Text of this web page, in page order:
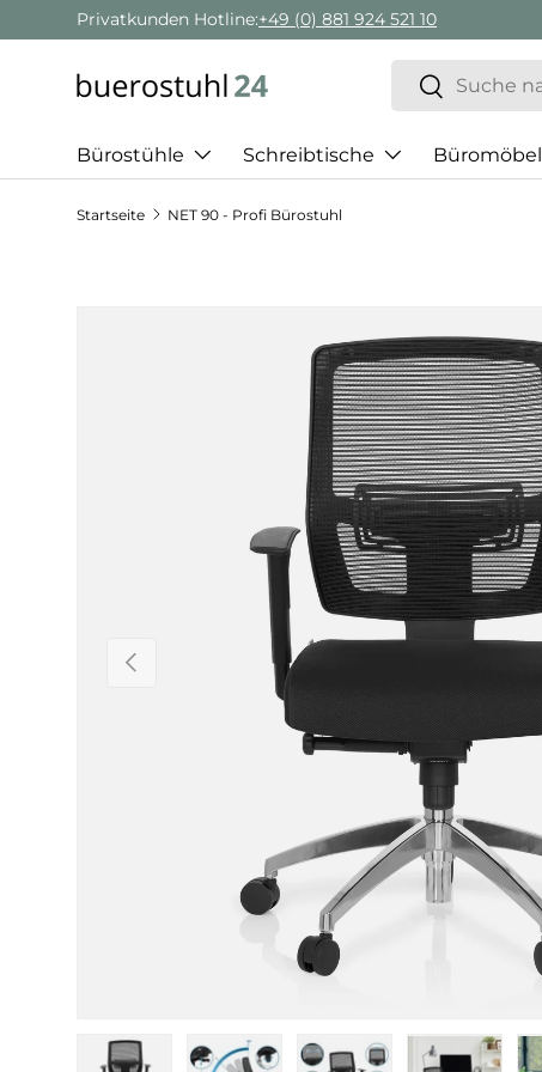
Direkt zum Inhalt
Privatkunden Hotline:+49 (0) 881 924 521 10
Suchen
Suchen
Bürostühle Schreibtische Büromöbel
Startseite NET 90 - Profi Bürostuhl
Zu Produktinformationen springen
Vorherige